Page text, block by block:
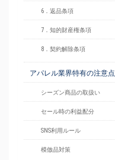
6．返品条項
7．知的財産権条項
8．契約解除条項
アパレル業界特有の注意点
シーズン商品の取扱い
セール時の利益配分
SNS利用ルール
模倣品対策